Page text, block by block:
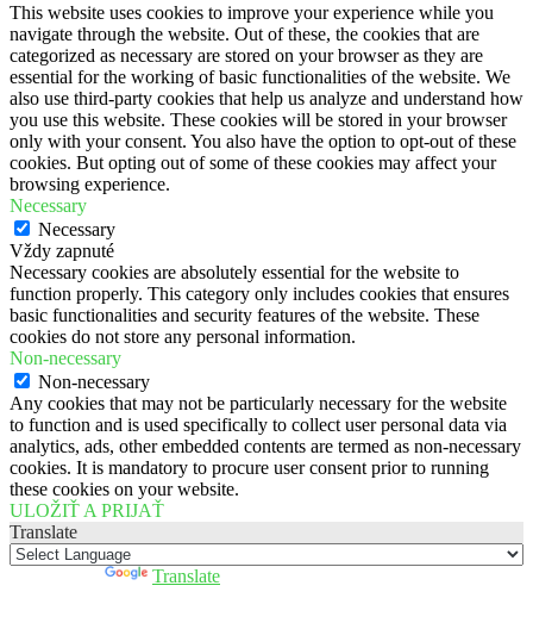
This website uses cookies to improve your experience while you
navigate through the website. Out of these, the cookies that are
categorized as necessary are stored on your browser as they are
essential for the working of basic functionalities of the website. We
also use third-party cookies that help us analyze and understand how
you use this website. These cookies will be stored in your browser
only with your consent. You also have the option to opt-out of these
cookies. But opting out of some of these cookies may affect your
browsing experience.
Necessary
Necessary
Vždy zapnuté
Necessary cookies are absolutely essential for the website to
function properly. This category only includes cookies that ensures
basic functionalities and security features of the website. These
cookies do not store any personal information.
Non-necessary
Non-necessary
Any cookies that may not be particularly necessary for the website
to function and is used specifically to collect user personal data via
analytics, ads, other embedded contents are termed as non-necessary
cookies. It is mandatory to procure user consent prior to running
these cookies on your website.
ULOŽIŤ A PRIJAŤ
Translate
Translate